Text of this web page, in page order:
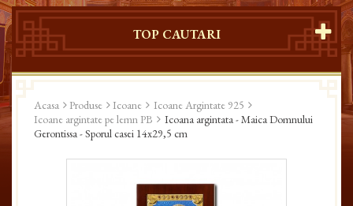
TOP CAUTARI
Acasa Produse Icoane
Icoane Argintate 925
Icoane argintate pe lemn PB
Icoana argintata - Maica Domnului
Gerontissa - Sporul casei 14x29,5 cm